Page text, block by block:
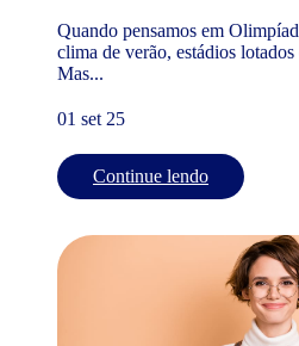
Quando pensamos em
clima de verão, estádios
Mas...
01 set 25
Continue lendo